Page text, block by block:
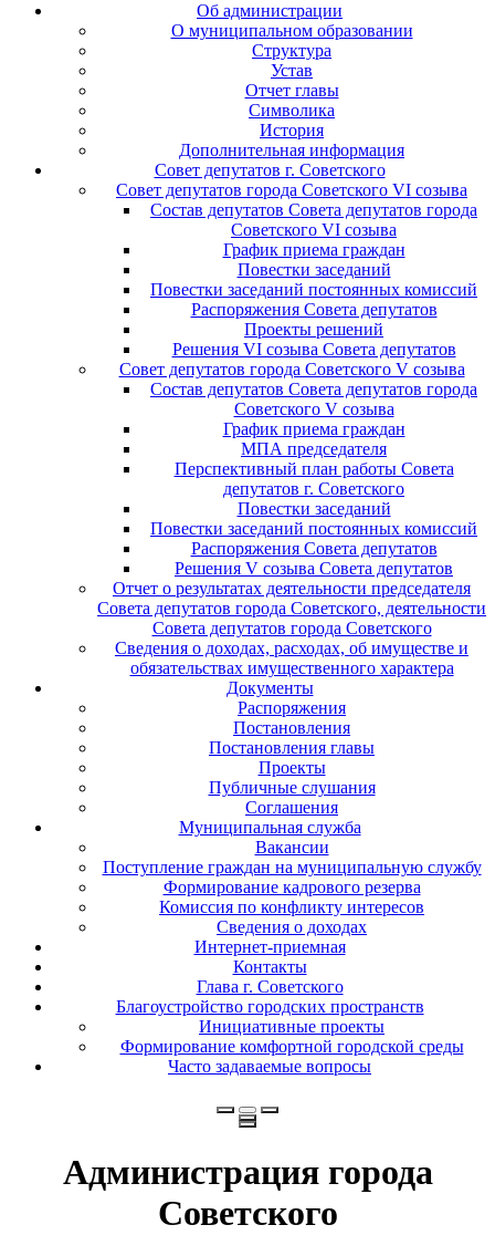
Об администрации
О муниципальном образовании
Структура
Устав
Отчет главы
Символика
История
Дополнительная информация
Совет депутатов г. Советского
Совет депутатов города Советского VI созыва
Состав депутатов Совета депутатов города
Советского VI созыва
График приема граждан
Повестки заседаний
Повестки заседаний постоянных комиссий
Распоряжения Совета депутатов
Проекты решений
Решения VI созыва Совета депутатов
Совет депутатов города Советского V созыва
Состав депутатов Совета депутатов города
Советского V созыва
График приема граждан
МПА председателя
Перспективный план работы Совета
депутатов г. Советского
Повестки заседаний
Повестки заседаний постоянных комиссий
Распоряжения Совета депутатов
Решения V созыва Совета депутатов
Отчет о результатах деятельности председателя
Совета депутатов города Советского, деятельности
Совета депутатов города Советского
Сведения о доходах, расходах, об имуществе и
обязательствах имущественного характера
Документы
Распоряжения
Постановления
Постановления главы
Проекты
Публичные слушания
Соглашения
Муниципальная служба
Вакансии
Поступление граждан на муниципальную службу
Формирование кадрового резерва
Комиссия по конфликту интересов
Сведения о доходах
Интернет-приемная
Контакты
Глава г. Советского
Благоустройство городских пространств
Инициативные проекты
Формирование комфортной городской среды
Часто задаваемые вопросы
Администрация города
Советского